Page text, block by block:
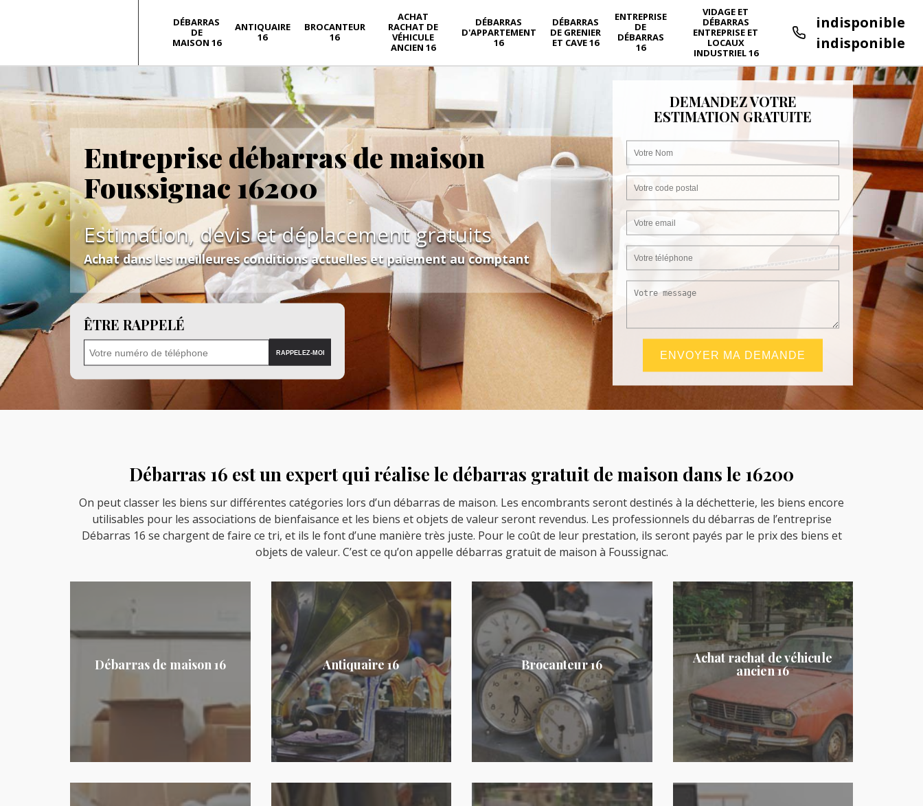
DÉBARRAS
DE
MAISON 16
ANTIQUAIRE
16
BROCANTEUR
16
ACHAT
RACHAT DE
VÉHICULE
ANCIEN 16
DÉBARRAS
D'APPARTEMENT
16
DÉBARRAS
DE GRENIER
ET CAVE 16
ENTREPRISE
DE
DÉBARRAS
16
VIDAGE ET
DÉBARRAS
ENTREPRISE ET
LOCAUX
INDUSTRIEL 16
indisponible
indisponible
Entreprise débarras de maison
Foussignac 16200
Estimation, devis et déplacement gratuits
Achat dans les meilleures conditions actuelles et paiement au comptant
ÊTRE RAPPELÉ
DEMANDEZ VOTRE
ESTIMATION GRATUITE
Débarras 16 est un expert qui réalise le débarras gratuit de maison dans le 16200
On peut classer les biens sur différentes catégories lors d’un débarras de maison. Les encombrants seront destinés à la déchetterie, les biens encore
utilisables pour les associations de bienfaisance et les biens et objets de valeur seront revendus. Les professionnels du débarras de l’entreprise
Débarras 16 se chargent de faire ce tri, et ils le font d’une manière très juste. Pour le coût de leur prestation, ils seront payés par le prix des biens et
objets de valeur. C’est ce qu’on appelle débarras gratuit de maison à Foussignac.
Débarras de maison 16 Antiquaire 16 Brocanteur 16 Achat rachat de véhicule
ancien 16